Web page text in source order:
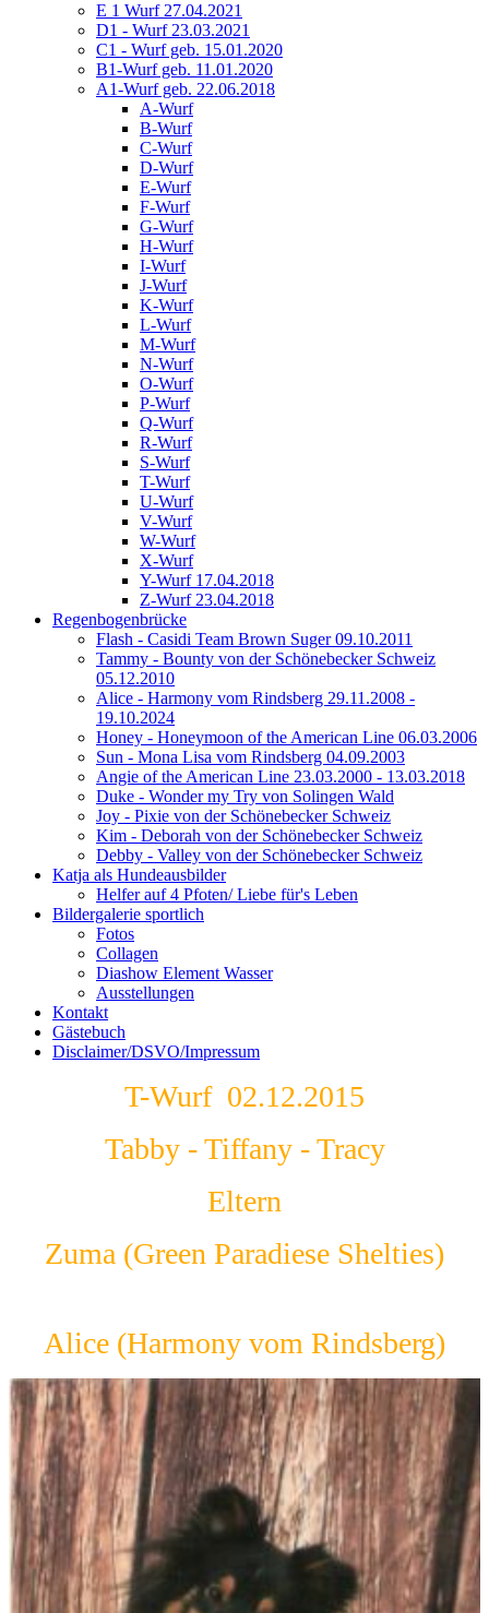
E 1 Wurf 27.04.2021
D1 - Wurf 23.03.2021
C1 - Wurf geb. 15.01.2020
B1-Wurf geb. 11.01.2020
A1-Wurf geb. 22.06.2018
A-Wurf
B-Wurf
C-Wurf
D-Wurf
E-Wurf
F-Wurf
G-Wurf
H-Wurf
I-Wurf
J-Wurf
K-Wurf
L-Wurf
M-Wurf
N-Wurf
O-Wurf
P-Wurf
Q-Wurf
R-Wurf
S-Wurf
T-Wurf
U-Wurf
V-Wurf
W-Wurf
X-Wurf
Y-Wurf 17.04.2018
Z-Wurf 23.04.2018
Regenbogenbrücke
Flash - Casidi Team Brown Suger 09.10.2011
Tammy - Bounty von der Schönebecker Schweiz
05.12.2010
Alice - Harmony vom Rindsberg 29.11.2008 -
19.10.2024
Honey - Honeymoon of the American Line 06.03.2006
Sun - Mona Lisa vom Rindsberg 04.09.2003
Angie of the American Line 23.03.2000 - 13.03.2018
Duke - Wonder my Try von Solingen Wald
Joy - Pixie von der Schönebecker Schweiz
Kim - Deborah von der Schönebecker Schweiz
Debby - Valley von der Schönebecker Schweiz
Katja als Hundeausbilder
Helfer auf 4 Pfoten/ Liebe für's Leben
Bildergalerie sportlich
Fotos
Collagen
Diashow Element Wasser
Ausstellungen
Kontakt
Gästebuch
Disclaimer/DSVO/Impressum
T-Wurf 02.12.2015
Tabby - Tiffany - Tracy
Eltern
Zuma (Green Paradiese Shelties)
Alice (Harmony vom Rindsberg)